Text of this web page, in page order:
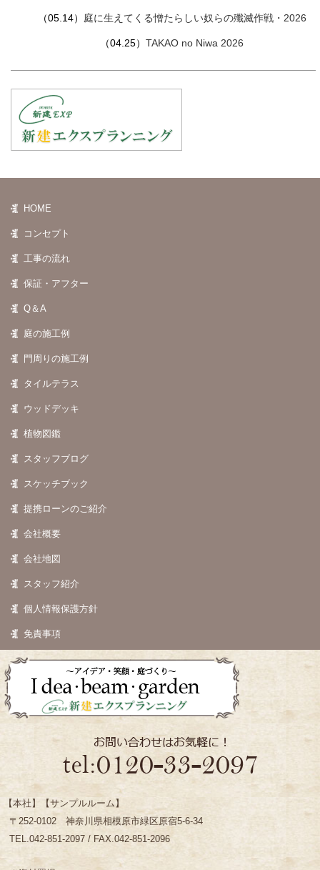
（05.14） 庭に生えてくる憎たらしい奴らの殲滅作戦・2026
（04.25） TAKAO no Niwa 2026
HOME
コンセプト
工事の流れ
保証・アフター
Q＆A
庭の施工例
門周りの施工例
タイルテラス
ウッドデッキ
植物図鑑
スタッフブログ
スケッチブック
提携ローンのご紹介
会社概要
会社地図
スタッフ紹介
個人情報保護方針
免責事項
【本社】【サンプルルーム】
〒252-0102 神奈川県相模原市緑区原宿5-6-34
TEL.042-851-2097 / FAX.042-851-2096